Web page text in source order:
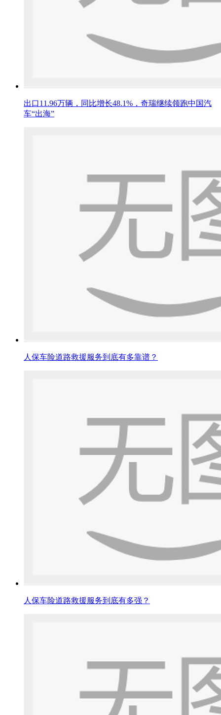
出口11.96万辆，同比增长48.1%，奇瑞继续领跑中国汽
车“出海”
人保车险道路救援服务到底有多靠谱？
人保车险道路救援服务到底有多强？